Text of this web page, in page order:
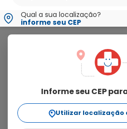
Qual a sua localização?
informe seu CEP
Informe seu CEP
Utilizar
Ordenar Por
relevância